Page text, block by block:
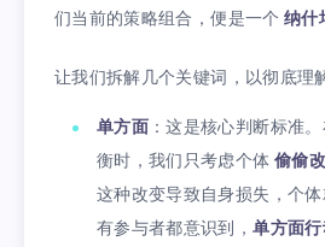
们当前的策略组合，便是一个 纳什
让我们拆解几个关键词，以彻底理
单方面 ：这是核心判断标准
衡时，我们只考虑个体 偷偷
这种改变导致自身损失，个
有参与者都意识到，单方面